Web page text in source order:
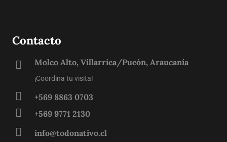
Contacto
Molco Alto, Villarrica/Pucón, Araucanía
¡Coordina tu visita!
+569 8863 0703
+569 9771 2130
info@todonativo.cl